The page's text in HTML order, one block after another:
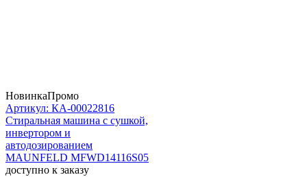
НовинкаПромо
Артикул: КА-00022816
Стиральная машина c сушкой,
инвертором и
автодозированием
MAUNFELD MFWD14116S05
доступно к заказу